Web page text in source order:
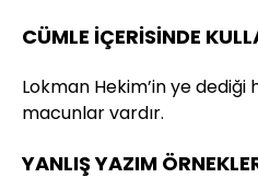
CÜMLE İÇERİSİNDE
Lokman Hekim’in ye
macunlar vardır.
YANLIŞ YAZIM